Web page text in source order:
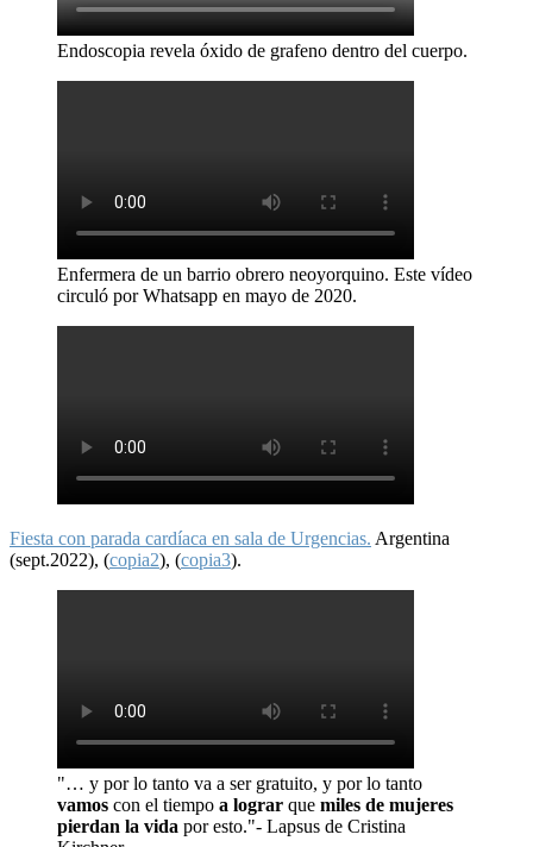
Endoscopia revela óxido de grafeno dentro del cuerpo.
Enfermera de un barrio obrero neoyorquino. Este vídeo
circuló por Whatsapp en mayo de 2020.
Fiesta con parada cardíaca en sala de Urgencias. Argentina
(sept.2022), (copia2), (copia3).
"… y por lo tanto va a ser gratuito, y por lo tanto
vamos con el tiempo a lograr que miles de mujeres
pierdan la vida por esto."- Lapsus de Cristina